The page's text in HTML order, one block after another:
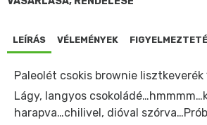
LEÍRÁS VÉLEMÉNYEK
Paleolét csokis brownie lisztkeverék
Lágy, langyos
harapva…chilivel, dióval